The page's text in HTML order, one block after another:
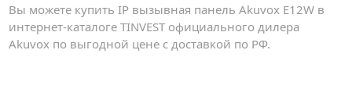
Вы можете купить IP вызывная панель Akuvox E12W в
интернет-каталоге TINVEST официального дилера
Akuvox по выгодной цене с доставкой по РФ.